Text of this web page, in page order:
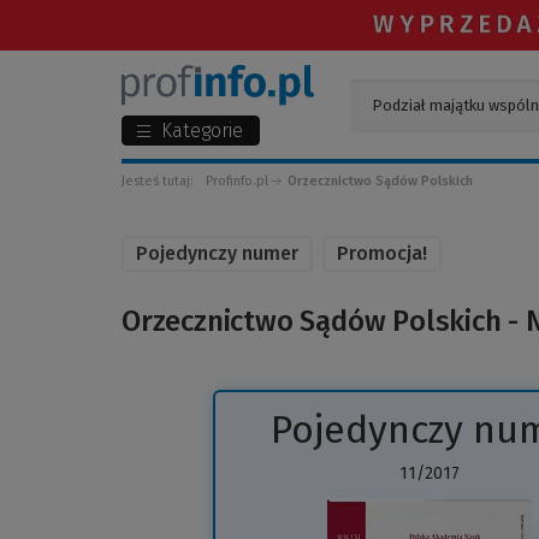
Kategorie
Jesteś tutaj: Profinfo.pl Orzecznictwo Sądów Polskich
Pojedynczy numer Promocja!
Orzecznictwo Sądów Polskich -
Pojedynczy
11/2017